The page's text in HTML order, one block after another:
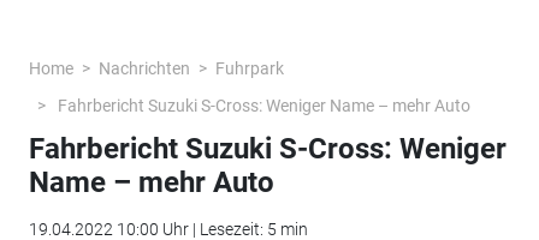
Home Nachrichten
Fuhrpark
Fahrbericht Suzuki S-Cross: Weniger Name – mehr Auto
Fahrbericht Suzuki S-Cross: Weniger
Name – mehr Auto
19.04.2022 10:00 Uhr | Lesezeit: 5 min